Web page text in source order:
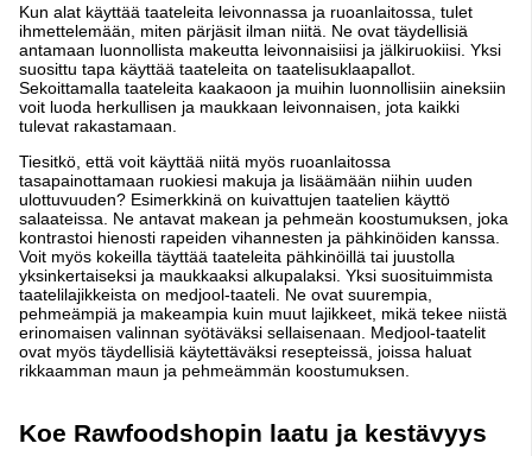
Kun alat käyttää taateleita leivonnassa ja ruoanlaitossa, tulet
ihmettelemään, miten pärjäsit ilman niitä. Ne ovat täydellisiä
antamaan luonnollista makeutta leivonnaisiisi ja jälkiruokiisi. Yksi
suosittu tapa käyttää taateleita on taatelisuklaapallot.
Sekoittamalla taateleita kaakaoon ja muihin luonnollisiin aineksiin
voit luoda herkullisen ja maukkaan leivonnaisen, jota kaikki
tulevat rakastamaan.
Tiesitkö, että voit käyttää niitä myös ruoanlaitossa
tasapainottamaan ruokiesi makuja ja lisäämään niihin uuden
ulottuvuuden? Esimerkkinä on kuivattujen taatelien käyttö
salaateissa. Ne antavat makean ja pehmeän koostumuksen, joka
kontrastoi hienosti rapeiden vihannesten ja pähkinöiden kanssa.
Voit myös kokeilla täyttää taateleita pähkinöillä tai juustolla
yksinkertaiseksi ja maukkaaksi alkupalaksi. Yksi suosituimmista
taatelilajikkeista on medjool-taateli. Ne ovat suurempia,
pehmeämpiä ja makeampia kuin muut lajikkeet, mikä tekee niistä
erinomaisen valinnan syötäväksi sellaisenaan. Medjool-taatelit
ovat myös täydellisiä käytettäväksi resepteissä, joissa haluat
rikkaamman maun ja pehmeämmän koostumuksen.
Koe Rawfoodshopin laatu ja kestävyys